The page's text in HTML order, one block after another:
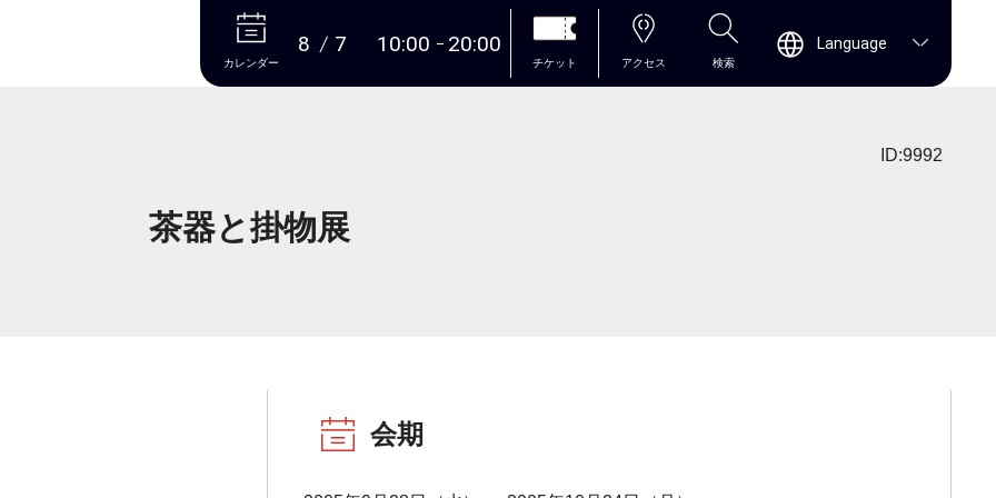
本文へ
カレンダー
8 7 10:00 20:00
チケット アクセス 検索
Language
ID:9992
茶器と掛物展
会期